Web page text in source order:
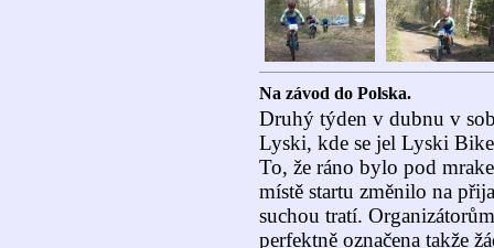
Na závod do Polska.
Druhý týden v dubnu v
Lyski, kde se jel Lyski
To, že ráno bylo pod
místě startu změnilo na
suchou tratí.
perfektně označena takže